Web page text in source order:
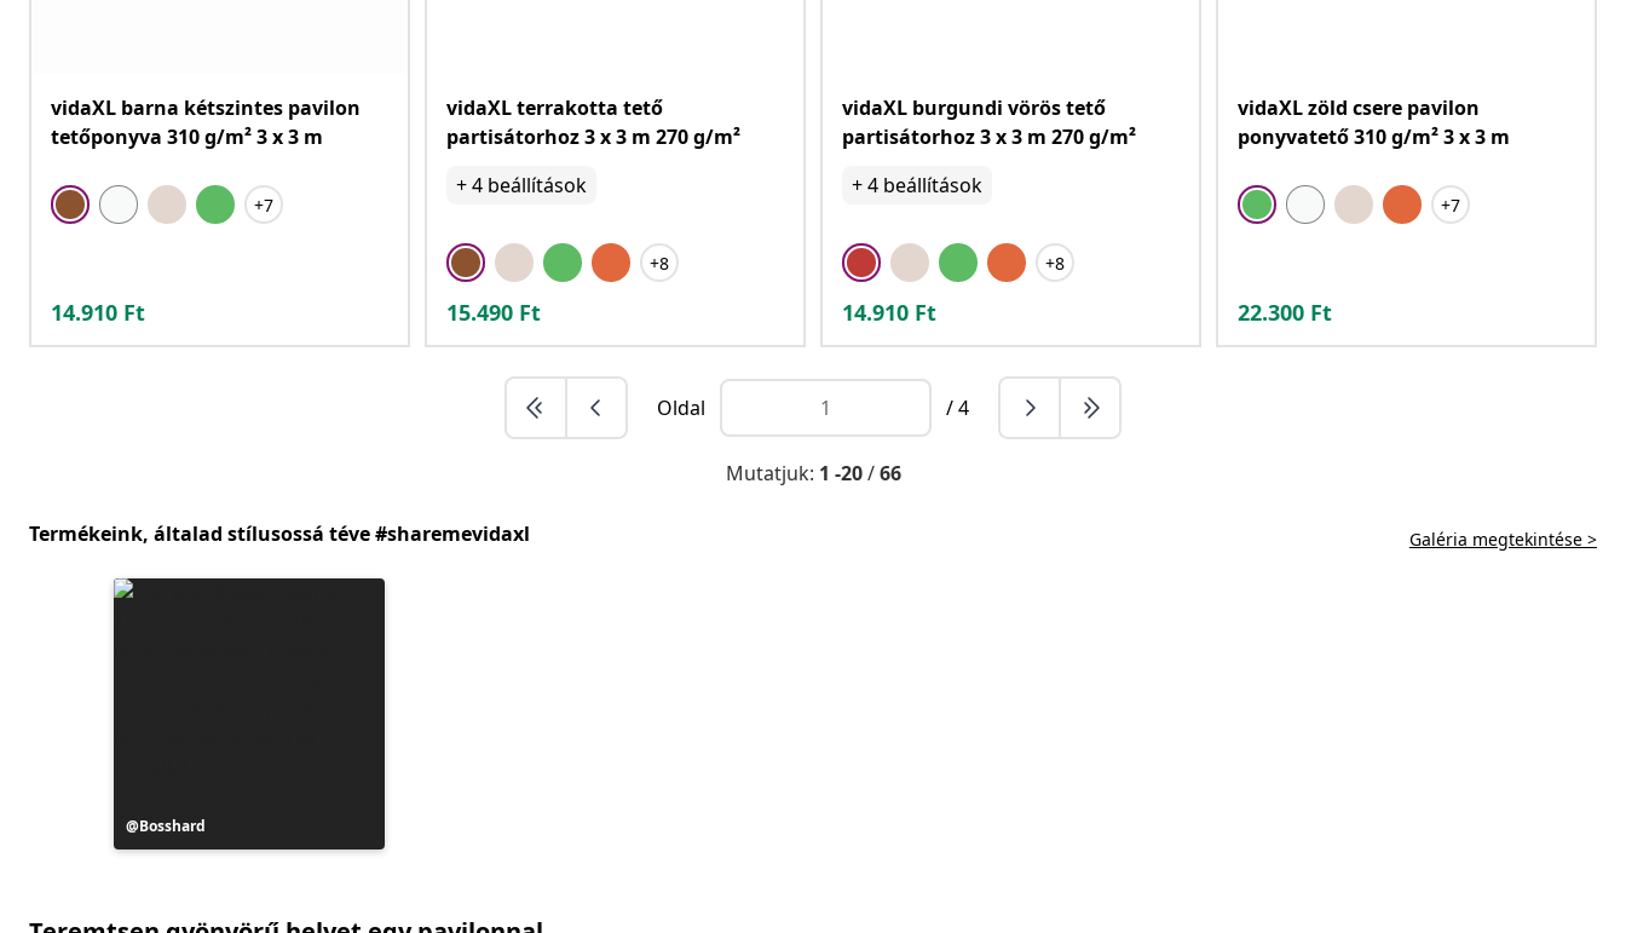
vidaXL barna kétszintes pavilon
tetőponyva 310 g/m² 3 x 3 m
+7
14.910 Ft
vidaXL terrakotta tető
partisátorhoz 3 x 3 m 270 g/m²
+4 beállítások
+8
15.490 Ft
vidaXL burgundi vörös tető
partisátorhoz 3 x 3 m 270 g/m²
+4 beállítások
+8
14.910 Ft
vidaXL zöld csere pavilon
ponyvatető 310 g/m² 3 x 3 m
+7
22.300 Ft
Oldal / 4
Mutatjuk: 1 -20/66
Termékeink, általad stílusossá téve #sharemevidaxl Galéria megtekintése >
Bejegyzés
közzétevője
Bosshard